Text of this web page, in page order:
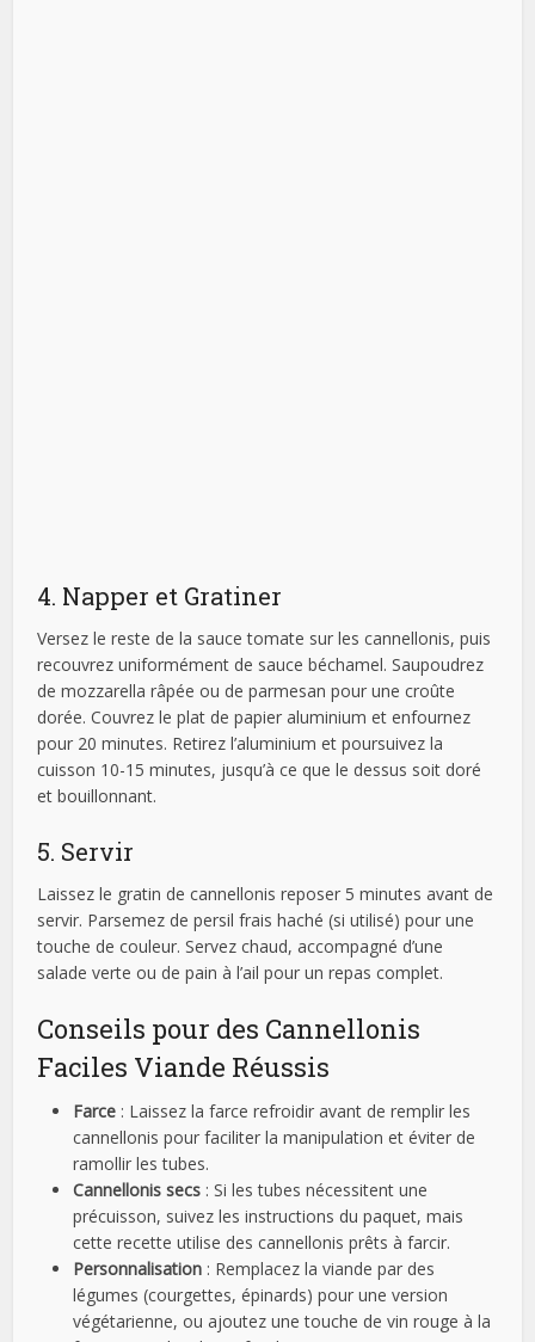
4. Napper et Gratiner
Versez le reste de la sauce tomate sur les cannellonis, puis
recouvrez uniformément de sauce béchamel. Saupoudrez
de mozzarella râpée ou de parmesan pour une croûte
dorée. Couvrez le plat de papier aluminium et enfournez
pour 20 minutes. Retirez l’aluminium et poursuivez la
cuisson 10-15 minutes, jusqu’à ce que le dessus soit doré
et bouillonnant.
5. Servir
Laissez le gratin de cannellonis reposer 5 minutes avant de
servir. Parsemez de persil frais haché (si utilisé) pour une
touche de couleur. Servez chaud, accompagné d’une
salade verte ou de pain à l’ail pour un repas complet.
Conseils pour des Cannellonis
Faciles Viande Réussis
Farce : Laissez la farce refroidir avant de remplir les
cannellonis pour faciliter la manipulation et éviter de
ramollir les tubes.
Cannellonis secs : Si les tubes nécessitent une
précuisson, suivez les instructions du paquet, mais
cette recette utilise des cannellonis prêts à farcir.
Personnalisation : Remplacez la viande par des
légumes (courgettes, épinards) pour une version
végétarienne, ou ajoutez une touche de vin rouge à la